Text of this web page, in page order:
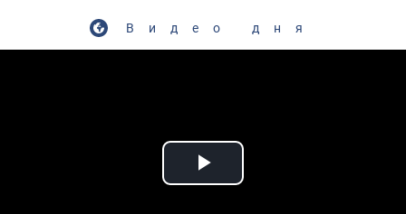
Видео дня
Play Video